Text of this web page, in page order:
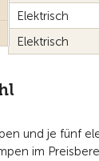
Elektrisch
Elektrisch
und je fünf
im